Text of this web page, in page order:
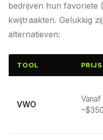
bedrijven hun favoriete
kwijtraakten. Gelukkig
alternatieven:
TOOL PRIJS
VWO
Vanaf